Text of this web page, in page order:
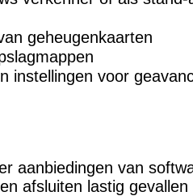
geheugenkaarten
instellingen voor
aanbiedingen van
afsluiten lastig